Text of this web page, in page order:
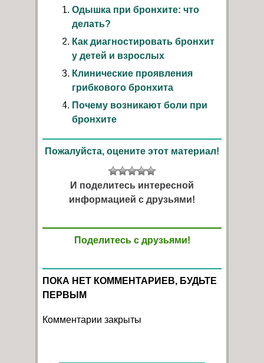
Одышка при бронхите: что
делать?
Как диагностировать бронхит
у детей и взрослых
Клинические проявления
грибкового бронхита
Почему возникают боли при
бронхите
Пожалуйста, оцените этот материал!
И поделитесь интересной
информацией с друзьями!
Поделитесь с друзьями!
ПОКА НЕТ КОММЕНТАРИЕВ, БУДЬТЕ
ПЕРВЫМ
Комментарии закрыты